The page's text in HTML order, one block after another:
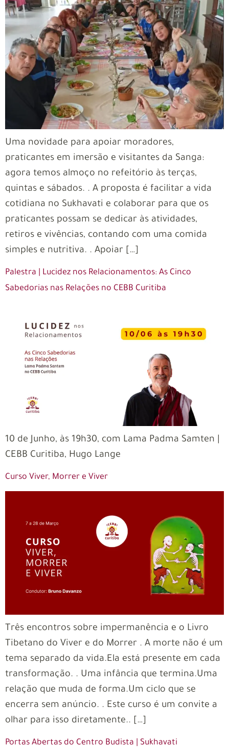
Uma novidade para apoiar moradores,
praticantes em imersão e visitantes da Sanga:
agora temos almoço no refeitório às terças,
quintas e sábados. . A proposta é facilitar a vida
cotidiana no Sukhavati e colaborar para que os
praticantes possam se dedicar às atividades,
retiros e vivências, contando com uma comida
simples e nutritiva. . Apoiar […]
Palestra | Lucidez nos Relacionamentos: As Cinco
Sabedorias nas Relações no CEBB Curitiba
10 de Junho, às 19h30, com Lama Padma Samten |
CEBB Curitiba, Hugo Lange
Curso Viver, Morrer e Viver
Três encontros sobre impermanência e o Livro
Tibetano do Viver e do Morrer . A morte não é um
tema separado da vida.Ela está presente em cada
transformação. . Uma infância que termina.Uma
relação que muda de forma.Um ciclo que se
encerra sem anúncio. . Este curso é um convite a
olhar para isso diretamente.. […]
Portas Abertas do Centro Budista | Sukhavati